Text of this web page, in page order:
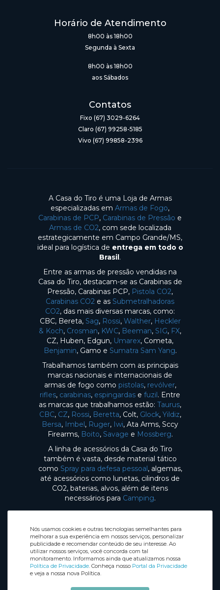
Nós usamos cookies e outras tecnologias semelhantes para
melhorar a sua experiência em nossos serviços, personalizar
publicidade e recomendar conteúdo de seu interesse. Ao
utilizar nossos serviços, você concorda com tal
monitoramento. Informamos ainda que atualizamos nossa
Política de Privacidade. Conheça nosso Portal da Privacidade
e veja a nossa nova Política.
Horário de Atendimento
8h00 às 18h00
Segunda à Sexta
8h00 às 18h00
aos Sábados
Contatos
Fixo (67) 3029-6264
Claro (67) 99258-5185
Vivo (67) 99858-2396
A Casa do Tiro é uma Loja de Armas
especializadas em Armas de Fogo,
Carabinas de PCP, Carabinas de Pressão e
Armas de CO2, com sede localizada
estrategicamente em Campo Grande/MS,
ideal para logística de entrega em todo o
Brasil.
Entre as armas de pressão vendidas na
Casa do Tiro, destacam-se as Carabinas de
Pressão, Carabinas PCP, Pistola CO2,
Carabinas CO2 e as Submetralhadoras
CO2, das mais diversas marcas, como:
CBC, Bereta, Sag, Rossi, Walther, Heckler
& Koch, Crosman, KWC, Beeman, SIG, FX,
CZ, Huben, Edgun, Umarex, Cometa,
Benjamin, Gamo e Sumatra Sam Yang.
Trabalhamos também com as principais
marcas nacionais e internacionais de
armas de fogo como pistolas, revólver,
rifles, carabinas, espingardas e fuzil. Entre
as marcas que trabalhamos estão: Taurus,
CBC, CZ, Rossi, Beretta, Colt, Glock, Yildiz,
Bersa, Imbel, Ruger, Iwi, Ata Arms, Sccy
Firearms, Boito, Savage e Mossberg.
A linha de acessórios da Casa do Tiro
também é vasta, desde material tático
como Spray para defesa pessoal, algemas,
até acessórios como lunetas, cilindros de
CO2, baterias, alvos, além de itens
necessários para Camping.
Selos de Segurança Redes sociais